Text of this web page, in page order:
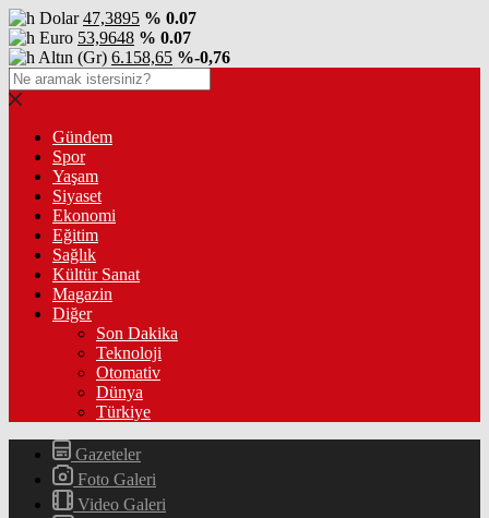
Dolar47,3895 % 0.07
Euro 53,9648 % 0.07
Altın (Gr) 6.158,65 %-0,76
Gündem
Spor
Yaşam
Siyaset
Ekonomi
Eğitim
Sağlık
Kültür Sanat
Magazin
Diğer
Son Dakika
Teknoloji
Otomativ
Dünya
Türkiye
Gazeteler
Foto Galeri
Video Galeri